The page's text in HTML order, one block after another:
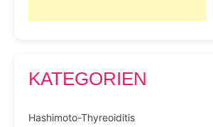
KATEGORIEN
Hashimoto-Thyreoiditis